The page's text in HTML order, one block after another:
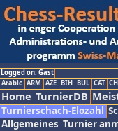
Logged on: Gast
Arabic ARM AZE BIH BUL CAT
Home TurnierDB
Turnierschach-Elozahl
Allgemeines Turnier